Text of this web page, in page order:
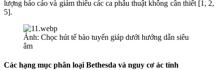
lượng báo cáo và giảm thiểu các ca phẫu thuật không cần thiết [1, 2,
5].
Ảnh: Chọc hút tế bào tuyến giáp dưới hướng dẫn siêu
âm
Các hạng mục phân loại Bethesda và nguy cơ ác tính